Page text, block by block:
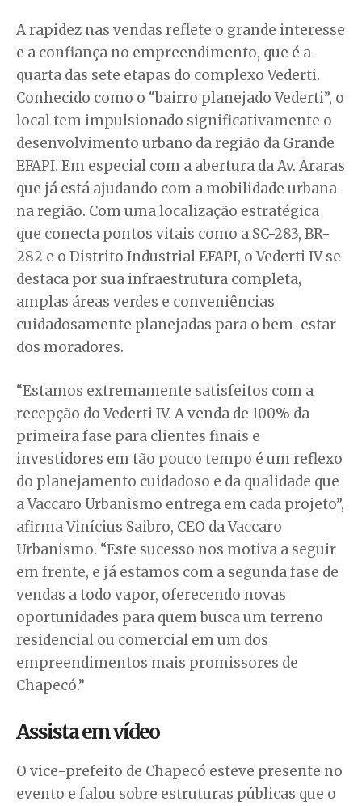
A rapidez nas vendas reflete o grande interesse
e a confiança no empreendimento, que é a
quarta das sete etapas do complexo Vederti.
Conhecido como o “bairro planejado Vederti”, o
local tem impulsionado significativamente o
desenvolvimento urbano da região da Grande
EFAPI. Em especial com a abertura da Av. Araras
que já está ajudando com a mobilidade urbana
na região. Com uma localização estratégica
que conecta pontos vitais como a SC-283, BR-
282 e o Distrito Industrial EFAPI, o Vederti IV se
destaca por sua infraestrutura completa,
amplas áreas verdes e conveniências
cuidadosamente planejadas para o bem-estar
dos moradores.
“Estamos extremamente satisfeitos com a
recepção do Vederti IV. A venda de 100% da
primeira fase para clientes finais e
investidores em tão pouco tempo é um reflexo
do planejamento cuidadoso e da qualidade que
a Vaccaro Urbanismo entrega em cada projeto”,
afirma Vinícius Saibro, CEO da Vaccaro
Urbanismo. “Este sucesso nos motiva a seguir
em frente, e já estamos com a segunda fase de
vendas a todo vapor, oferecendo novas
oportunidades para quem busca um terreno
residencial ou comercial em um dos
empreendimentos mais promissores de
Chapecó.”
Assista em vídeo
O vice-prefeito de Chapecó esteve presente no
evento e falou sobre estruturas públicas que o